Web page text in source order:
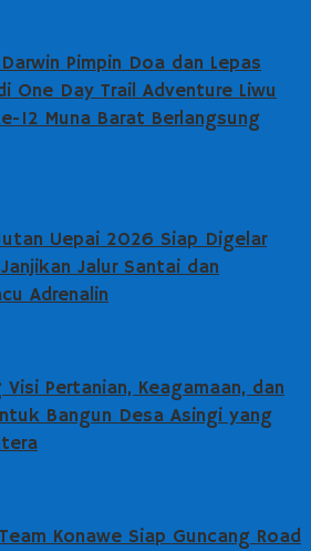
Pimpin Doa dan Lepas
One Day Trail Adventure Liwu
12 Muna Barat Berlangsung
Uepai 2026 Siap Digelar
Jalur Santai dan
Adrenalin
Pertanian, Keagamaan, dan
Bangun Desa Asingi yang
Konawe Siap Guncang Road